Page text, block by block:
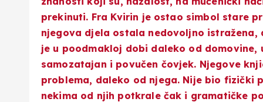
prekinuti. Fra Kvirin je ostao simbol stare
njegova djela ostala nedovoljno istražena,
je u poodmakloj dobi daleko od domovine,
samozatajan i povučen čovjek. Njegove
problema, daleko od njega. Nije bio fizički
nekima od njih potkrale čak i gramatičke